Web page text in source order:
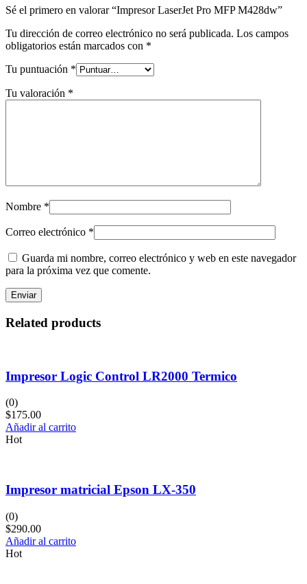
Sé el primero en valorar “Impresor LaserJet Pro MFP M428dw”
Tu dirección de correo electrónico no será publicada. Los campos
obligatorios están marcados con *
Tu puntuación *
Tu valoración *
Nombre *
Correo electrónico *
Guarda mi nombre, correo electrónico y web en este navegador
para la próxima vez que comente.
Related products
Impresor Logic Control LR2000 Termico
(0)
$175.00
Añadir al carrito
Hot
Impresor matricial Epson LX-350
(0)
$290.00
Añadir al carrito
Hot